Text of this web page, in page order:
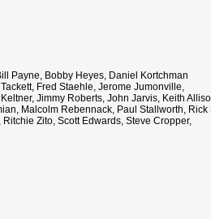
Payne, Bobby Heyes, Daniel Kortchman
Fred Staehle, Jerome Jumonville,
Jimmy Roberts, John Jarvis, Keith
Malcolm Rebennack, Paul Stallworth, Rick
Zito, Scott Edwards, Steve Cropper,